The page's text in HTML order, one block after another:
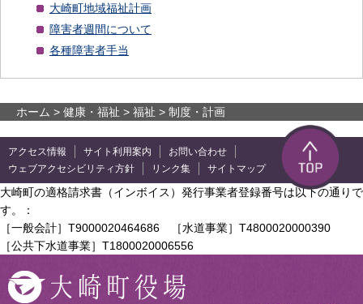
大崎町地域福祉計画
障害者週間について
各種障害者手当
ホーム > 健康・福祉 > 福祉 > 制度・計画
アクセス情報 サイト利用案内
お問い合わせ
ウェブアクセシビリティ方針
リンク集 サイトマップ
大崎町の適格請求書（インボイス）発行事業者登録番号は以下の通りで
す。：
［一般会計］T9000020464686 ［水道事業］T4800020000390
［公共下水道事業］T1800020006556